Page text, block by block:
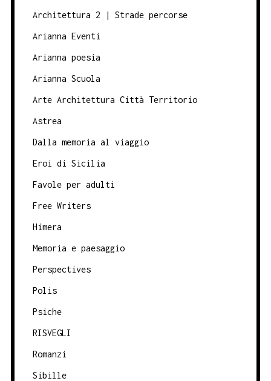
Architettura 2 | Strade percorse
Arianna Eventi
Arianna poesia
Arianna Scuola
Arte Architettura Città Territorio
Astrea
Dalla memoria al viaggio
Eroi di Sicilia
Favole per adulti
Free Writers
Himera
Memoria e paesaggio
Perspectives
Polis
Psiche
RISVEGLI
Romanzi
Sibille